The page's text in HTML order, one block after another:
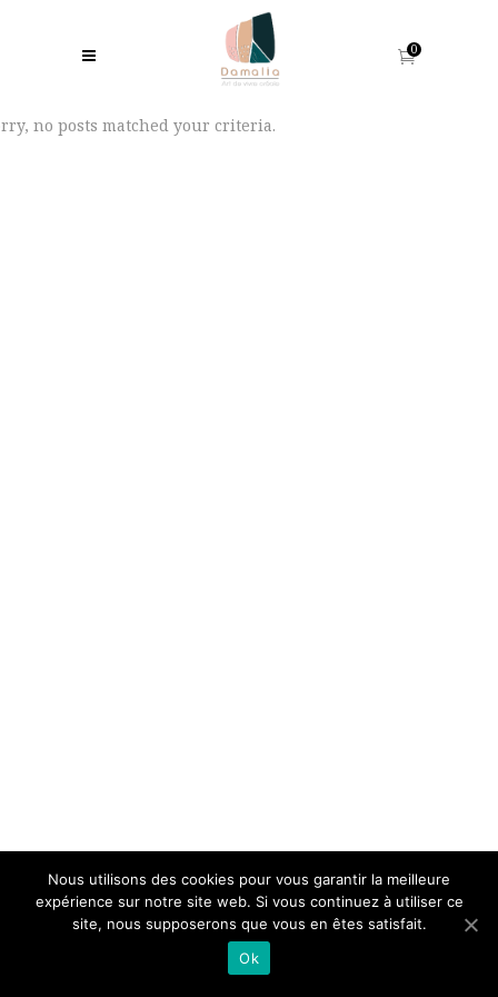
0
no posts matched your criteria.
Nous utilisons des cookies pour vous garantir la meilleure
expérience sur notre site web. Si vous continuez à utiliser ce
site, nous supposerons que vous en êtes satisfait.
Ok